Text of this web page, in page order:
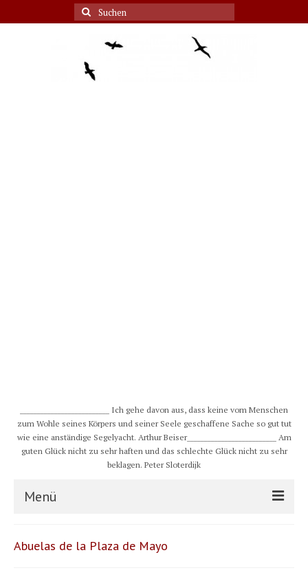
Suche
nach:
__________________________ Ich gehe davon aus, dass keine vom Menschen
zum Wohle seines Körpers und seiner Seele geschaffene Sache so gut tut
wie eine anständige Segelyacht. Arthur Beiser__________________________ Am
guten Glück nicht zu sehr haften und das schlechte Glück nicht zu sehr
beklagen. Peter Sloterdijk
Menü
Abuelas de la Plaza de Mayo